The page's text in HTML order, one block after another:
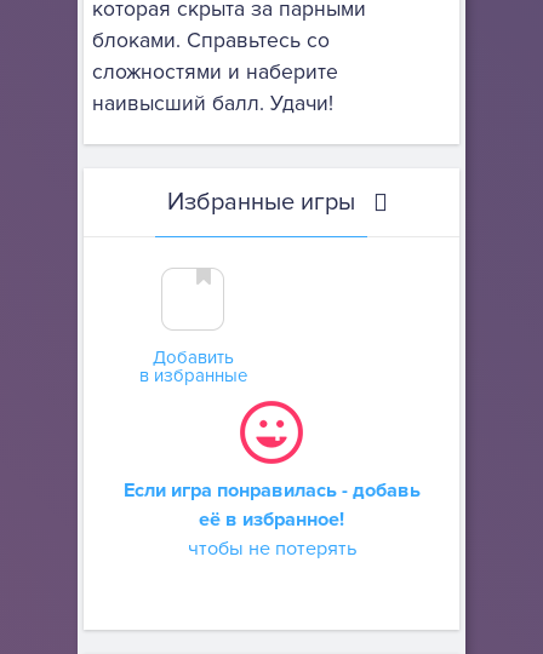
которая скрыта за парными
блоками. Справьтесь со
сложностями и наберите
наивысший балл. Удачи!
Избранные игры
Добавить
в избранные
Если игра понравилась - добавь
её в избранное!
чтобы не потерять